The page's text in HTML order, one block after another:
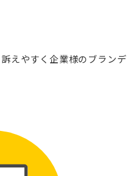
えやすく企業様のブランデ